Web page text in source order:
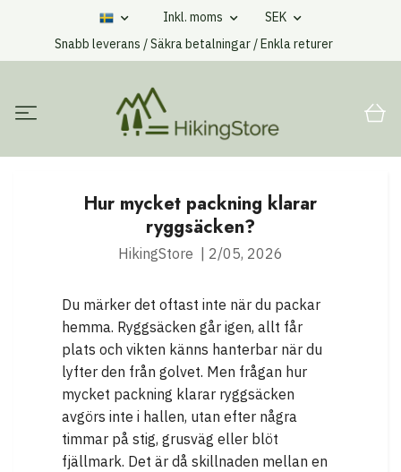
Inkl. moms
SEK
Snabb leverans / Säkra betalningar / Enkla returer
Hur mycket packning klarar
ryggsäcken?
HikingStore 2/05, 2026
Du märker det oftast inte när du packar
hemma. Ryggsäcken går igen, allt får
plats och vikten känns hanterbar när du
lyfter den från golvet. Men frågan hur
mycket packning klarar ryggsäcken
avgörs inte i hallen, utan efter några
timmar på stig, grusväg eller blöt
fjällmark. Det är då skillnaden mellan en